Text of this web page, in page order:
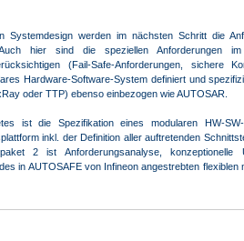
Systemdesign werden im nächsten Schritt die
Auch hier sind die speziellen Anforderungen
(Fail-Safe-Anforderungen, sichere
Hardware-Software-System definiert und
oder TTP) ebenso einbezogen wie AUTOSAR.
ist die Spezifikation eines modularen HW-
inkl. der Definition aller auftretenden
2 ist Anforderungsanalyse, konzeptionelle
in AUTOSAFE von Infineon angestrebten flexiblen